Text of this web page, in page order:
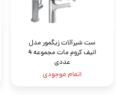
ست شیرآلات زیگمور مدل
انیف کروم مات مجموعه 4
عددی
اتمام موجودی